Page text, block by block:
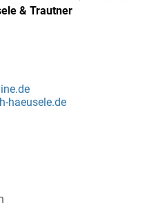
& Trautner
haeusele.de